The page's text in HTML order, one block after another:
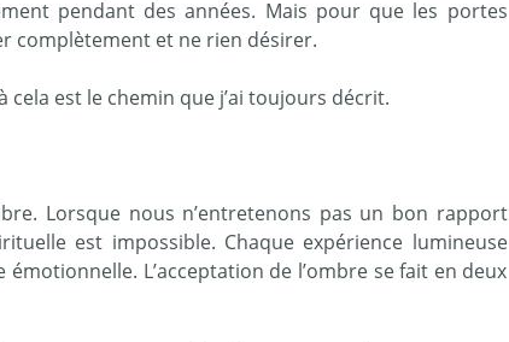
pendant des années. Mais pour que les portes
complètement et ne rien désirer.
cela est le chemin que j’ai toujours décrit.
Lorsque nous n’entretenons pas un bon rapport
est impossible. Chaque expérience lumineuse
L’acceptation de l’ombre se fait en deux